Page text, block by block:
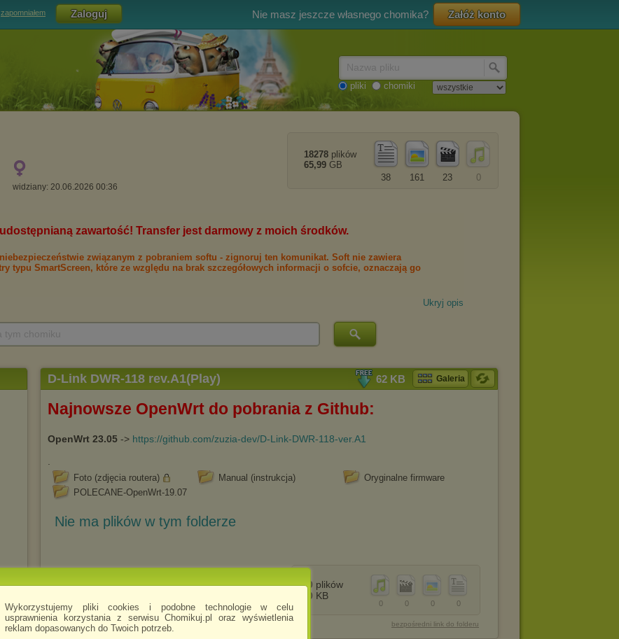
Wykorzystujemy pliki cookies i podobne technologie w celu
usprawnienia korzystania z serwisu Chomikuj.pl oraz wyświetlenia
reklam dopasowanych do Twoich potrzeb.
zapomniałem Nie masz jeszcze własnego chomika? Załóż konto
pliki chomiki
widziany: 20.06.2026 00:36
0
23
161
38
18278 plików
65,99 GB
Ukryj opis
D-Link DWR-118 rev.A1(Play) 62 KB Galeria
Najnowsze OpenWrt do pobrania z Github:
OpenWrt 23.05 -> https://github.com/zuzia-dev/D-Link-DWR-118-ver.A1
Foto (zdjęcia routera) Manual (instrukcja)
Oryginalne firmware
POLECANE-OpenWrt-19.07
Nie ma plików w tym folderze
0
0
0
0
0 plików
0 KB
bezpośredni link do folderu